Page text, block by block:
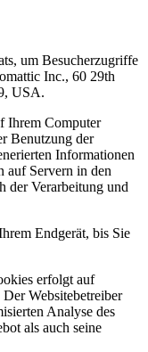
um Besucherzugriffe
Inc., 60 29th
USA.
Ihrem Computer
Benutzung der
Informationen
auf Servern in den
der Verarbeitung und
Endgerät, bis Sie
erfolgt auf
Websitebetreiber
Analyse des
als auch seine